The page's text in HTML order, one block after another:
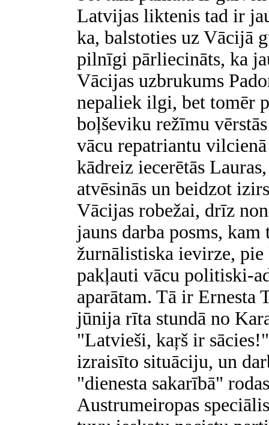
Latvijas liktenis tad ir
ka, balstoties uz Vācijā
pilnīgi pārliecināts, ka
Vācijas uzbrukums
nepaliek ilgi, bet tomēr
boļševiku režīmu
vācu repatriantu
kādreiz iecerētās
atvēsinās un beidzot
Vācijas robežai, drīz
jauns darba posms,
žurnālistiska ievirze,
pakļauti vācu politiski-
aparātam. Tā ir Ernesta
jūnija rīta stundā no
"Latvieši, kaŗš ir
izraisīto situāciju, un
"dienesta sakarībā"
Austrumeiropas